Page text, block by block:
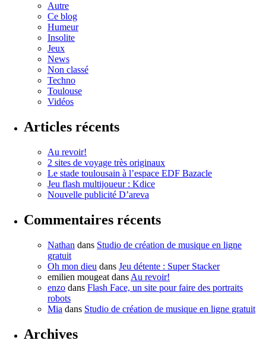
Autre
Ce blog
Humeur
Insolite
Jeux
News
Non classé
Techno
Toulouse
Vidéos
Articles récents
Au revoir!
2 sites de voyage très originaux
Le stade toulousain à l’espace EDF Bazacle
Jeu flash multijoueur : Kdice
Nouvelle publicité D’areva
Commentaires récents
Nathan dans Studio de création de musique en ligne
gratuit
Oh mon dieu dans Jeu détente : Super Stacker
emilien mougeat dans Au revoir!
enzo dans Flash Face, un site pour faire des portraits
robots
Mia dans Studio de création de musique en ligne gratuit
Archives